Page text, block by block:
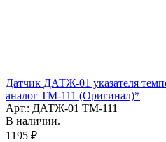
Датчик ДАТЖ-01 указателя
аналог ТМ-111 (Оригинал)*
Арт.: ДАТЖ-01 ТМ-111
В наличии.
1195 ₽